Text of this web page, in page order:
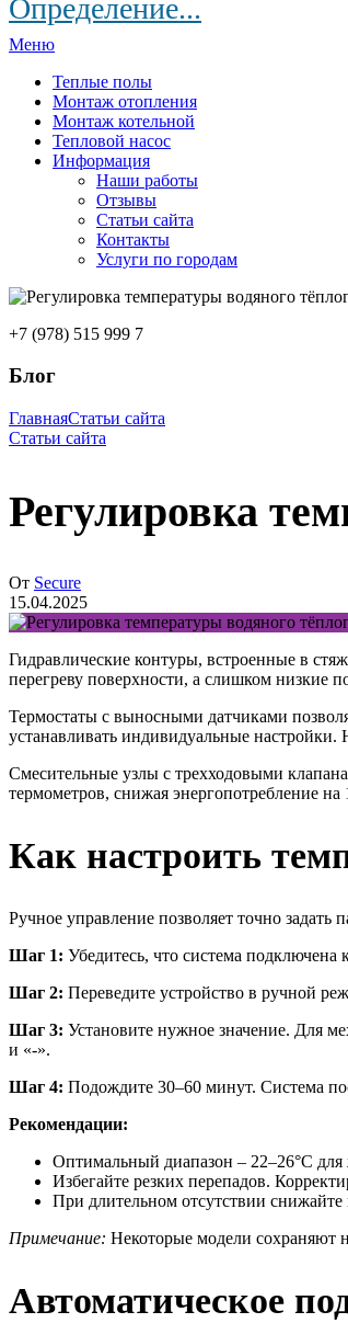
Определение...
Меню
Теплые полы
Монтаж отопления
Монтаж котельной
Тепловой насос
Информация
Наши работы
Отзывы
Статьи сайта
Контакты
Услуги по городам
+7 (978) 515 999 7
Блог
ГлавнаяСтатьи сайта
Статьи сайта
Регулировка
От Secure
15.04.2025
Гидравлические контуры, встроенные в
перегреву поверхности, а слишком низкие
Термостаты с выносными датчиками
устанавливать индивидуальные
Смесительные узлы с трехходовыми
термометров, снижая энергопотребление
Как настроить
Ручное управление позволяет точно задать
Шаг 1: Убедитесь, что система
Шаг 2: Переведите устройство в ручной
Шаг 3: Установите нужное значение. Для
и «-».
Шаг 4: Подождите 30–60 минут. Система
Рекомендации:
Оптимальный диапазон – 22–26°C
Избегайте резких перепадов.
При длительном отсутствии
Примечание: Некоторые модели сохраняют
Автоматическое